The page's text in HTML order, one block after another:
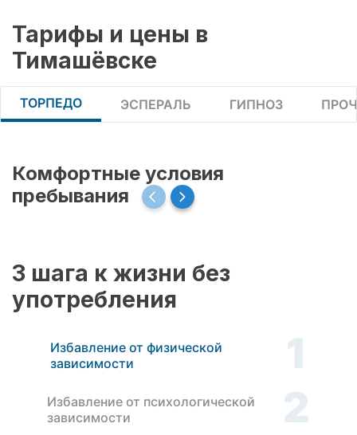
Тарифы и цены в
Тимашёвске
ТОРПЕДО ЭСПЕРАЛЬ ГИПНОЗ
Комфортные условия
пребывания
3 шага к жизни без
употребления
Избавление от физической
зависимости
1
Избавление от психологической
зависимости
2